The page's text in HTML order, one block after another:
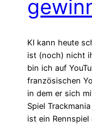
KI kann heute
ist (noch) nicht
bin ich auf
französischen
in dem er sich
Spiel
ist ein